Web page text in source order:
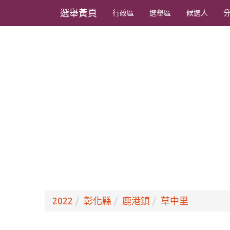
選舉黃頁 行政區 選舉區 候選人
2022 彰化縣 鹿港鎮 草中里